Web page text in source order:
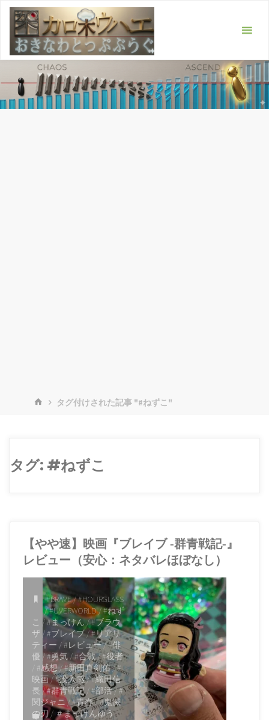
ス
ホ
タグ付けされた記事 "#ねずこ"
タグ: #ねずこ
【やや速】映画『ブレイブ -群青戦記-』
レビュー（安心：ネタバレほぼなし）
#BRAVE/#HOURGLASS
/#UVERWORLD/#ねず
こ /#まっけん/#ブラウ
ザ /#ブレイブ/#リアリ
ティー /#レビュー/#俳
優 /#勇気 /#合戦/#役者
#感想/#新田真剣佑/#
映画/#没入感/#織田信
長 /#群青戦記/#部活/#
関ジャニ/#青春/#鬼滅
の刃/ ＃まっけんゆう